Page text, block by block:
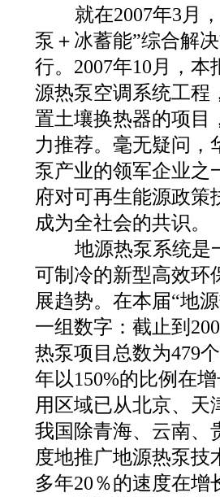
就在2007年3月
泵＋冰蓄能”综合解
行。2007年10月，
源热泵空调系统工程
置土壤换热器的项目
力推荐。毫无疑问，
泵产业的领军企业之
府对可再生能源政策
成为全社会的共识。
地源热泵系统是
可制冷的新型高效环
展趋势。在本届“地
一组数字：截止到
热泵项目总数为479
年以150%的比例在
用区域已从北京、天
我国除青海、云南、
度地推广地源热泵技
多年20％的速度在增